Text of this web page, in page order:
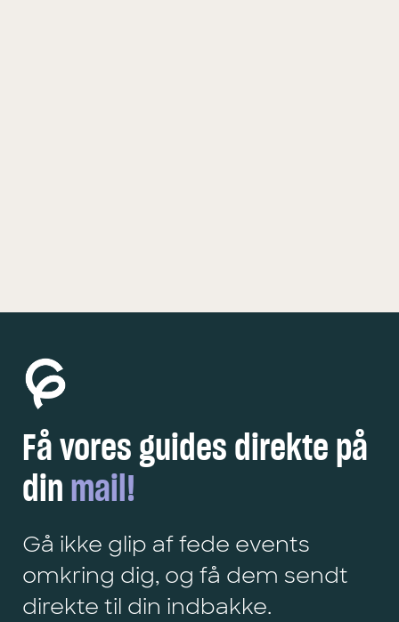
Få vores guides direkte på
din mail!
Gå ikke glip af fede events
omkring dig, og få dem sendt
direkte til din indbakke.